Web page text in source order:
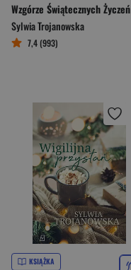
Wzgórze Świątecznych Życzeń
Sylwia Trojanowska
7,4 (993)
KSIĄŻKA